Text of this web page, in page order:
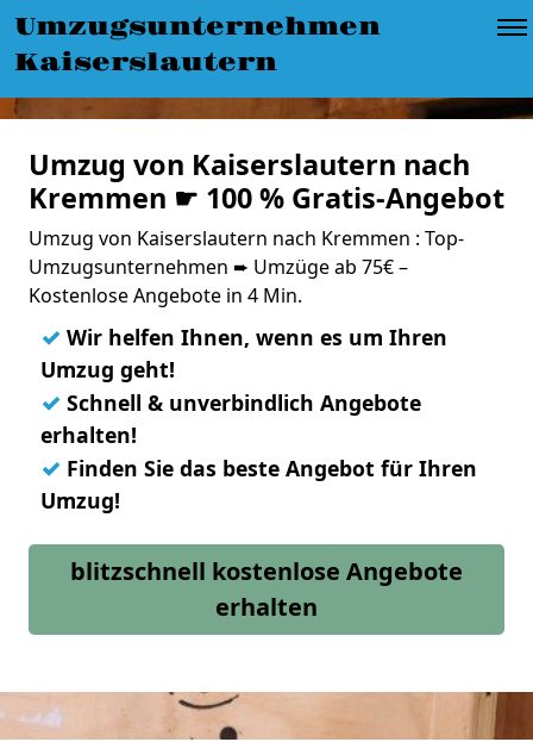
Umzugsunternehmen
Kaiserslautern
Umzug von Kaiserslautern nach
Kremmen ☛ 100 % Gratis-Angebot
Umzug von Kaiserslautern nach Kremmen : Top-
Umzugsunternehmen ➨ Umzüge ab 75€ –
Kostenlose Angebote in 4 Min.
✓ Wir helfen Ihnen, wenn es um Ihren
Umzug geht!
✓ Schnell & unverbindlich Angebote
erhalten!
✓ Finden Sie das beste Angebot für Ihren
Umzug!
blitzschnell kostenlose Angebote
erhalten